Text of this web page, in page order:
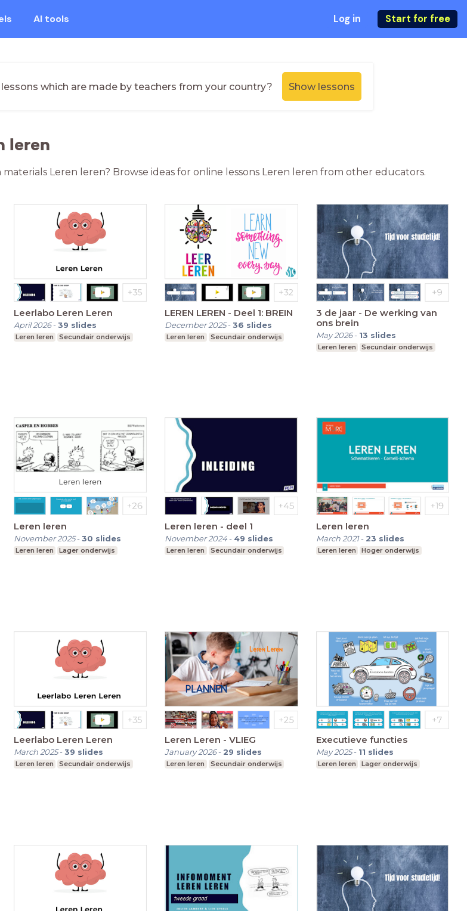
AI tools Log in Start for free
which are made by teachers from your country? Show lessons
leren
Leren leren? Browse ideas for online lessons Leren leren from other educators.
Leerlabo Leren Leren
April 2026-39 slides
Leren leren Secundair onderwijs
LEREN LEREN - Deel 1: BREIN
December 2025-36 slides
Leren leren Secundair onderwijs
3 de jaar - De werking van
ons brein
May 2026- 13 slides
Leren leren Secundair onderwijs
Leren leren
November 2025-30 slides
Leren leren Lager onderwijs
Leren leren - deel 1
November 2024- 49 slides
Leren leren Secundair onderwijs
Leren leren
March 2021- 23 slides
Leren leren Hoger onderwijs
Leerlabo Leren Leren
March 2025-39 slides
Leren leren Secundair onderwijs
Leren Leren - VLIEG
January 2026- 29 slides
Leren leren Secundair onderwijs
Executieve functies
May 2025- 11 slides
Leren leren Lager onderwijs